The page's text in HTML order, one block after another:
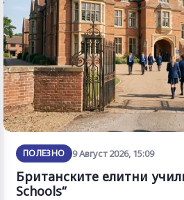
ПОЛЕЗНО 9 Август 2026, 15:09
Британските елитни
Schools“